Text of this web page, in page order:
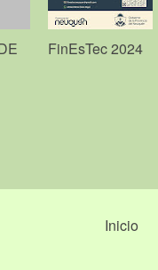
FinEsTec 2024
Inicio